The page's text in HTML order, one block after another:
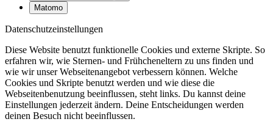
Matomo
Datenschutzeinstellungen
Diese Website benutzt funktionelle Cookies und externe Skripte. So
erfahren wir, wie Sternen- und Frühcheneltern zu uns finden und
wie wir unser Webseitenangebot verbessern können. Welche
Cookies und Skripte benutzt werden und wie diese die
Webseitenbenutzung beeinflussen, steht links. Du kannst deine
Einstellungen jederzeit ändern. Deine Entscheidungen werden
deinen Besuch nicht beeinflussen.